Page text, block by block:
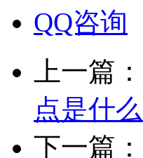
QQ咨询
上一篇：
点是什么
下一篇：